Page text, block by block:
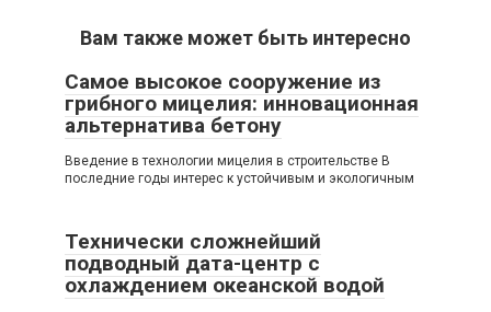
Вам также может быть интересно
Самое высокое сооружение из
грибного мицелия: инновационная
альтернатива бетону
Введение в технологии мицелия в строительстве В
последние годы интерес к устойчивым и экологичным
Технически сложнейший
подводный дата-центр с
охлаждением океанской водой